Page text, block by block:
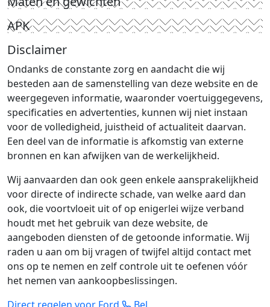
APK
Disclaimer
Ondanks de constante zorg en aandacht die wij
besteden aan de samenstelling van deze website en de
weergegeven informatie, waaronder voertuiggegevens,
specificaties en advertenties, kunnen wij niet instaan
voor de volledigheid, juistheid of actualiteit daarvan.
Een deel van de informatie is afkomstig van externe
bronnen en kan afwijken van de werkelijkheid.
Wij aanvaarden dan ook geen enkele aansprakelijkheid
voor directe of indirecte schade, van welke aard dan
ook, die voortvloeit uit of op enigerlei wijze verband
houdt met het gebruik van deze website, de
aangeboden diensten of de getoonde informatie. Wij
raden u aan om bij vragen of twijfel altijd contact met
ons op te nemen en zelf controle uit te oefenen vóór
het nemen van aankoopbeslissingen.
Direct regelen voor Ford
Bel